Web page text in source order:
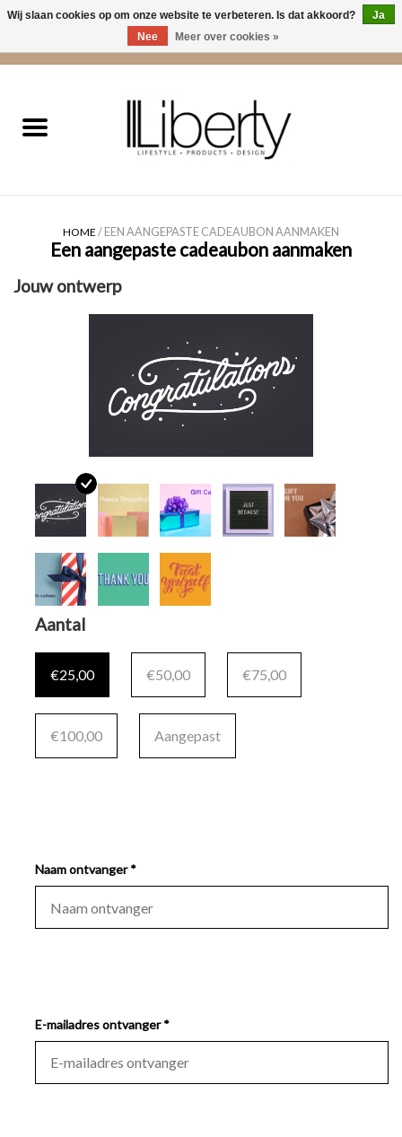
Kleding
Interieur
HOME / EEN AANGEPASTE CADEAUBON AANMAKEN
Een aangepaste cadeaubon aanmaken
Jouw ontwerp
Aantal
€25,00 €50,00 €75,00
€100,00 Aangepast
Naam ontvanger *
E-mailadres ontvanger *
Wij slaan cookies op om onze website te verbeteren. Is dat akkoord?
Ja
Nee
Meer over cookies »